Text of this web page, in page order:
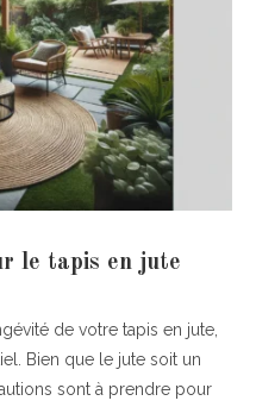
le tapis en jute
de votre tapis en jute,
Bien que le jute soit un
sont à prendre pour